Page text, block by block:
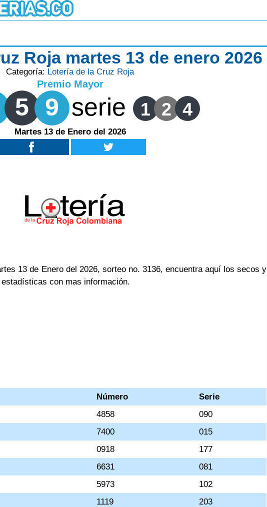
Roja martes 13 de enero 2026
Categoría: Lotería de la Cruz Roja
Premio Mayor
5 9 serie 1 2 4
Martes 13 de Enero del 2026
13 de Enero del 2026, sorteo no. 3136, encuentra aquí los secos y
con mas información.
Número
Serie
4858
090
7400
015
0918
177
6631
081
5973
102
1119
203